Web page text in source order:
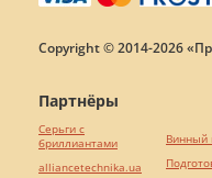
Copyright © 2014-2026
Партнёры
Серьги с
бриллиантами
alliancetechnika.ua
Винный